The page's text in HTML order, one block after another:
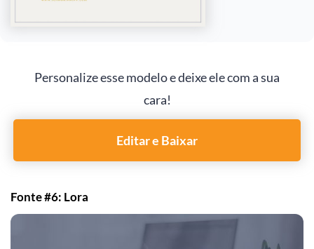
Personalize esse modelo e deixe ele com a sua
cara!
Editar e Baixar
Fonte #6: Lora